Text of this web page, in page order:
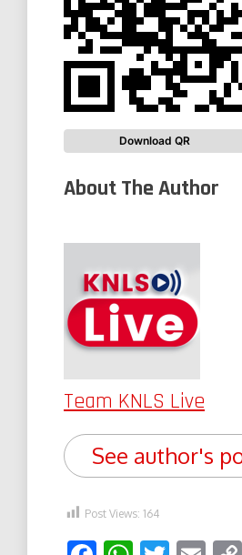
Download QR
About The Author
Team KNLS Live
See author's
Post Views: 164